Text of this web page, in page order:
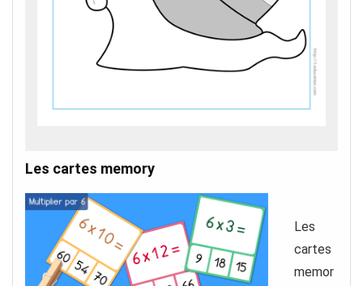
Les cartes memory
Les
cartes
memor